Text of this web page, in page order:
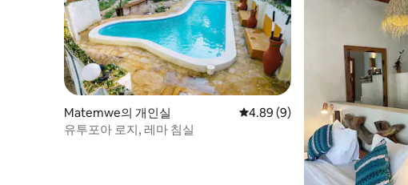
Matemwe의 개인실 평점 4.89점(5점 만점), 후기 9개
4.89 (9)
유투포아 로지, 레마 침실